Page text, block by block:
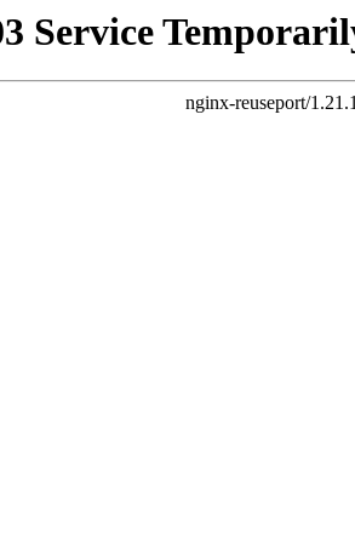
Service
nginx-reuseport/